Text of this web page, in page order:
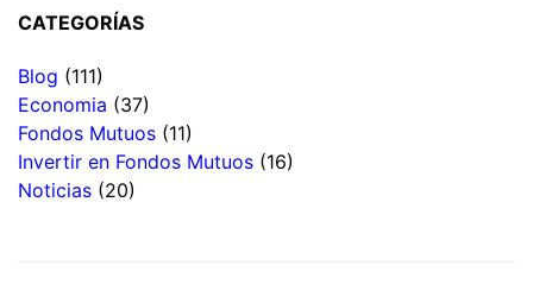
CATEGORÍAS
Blog (111)
Economia (37)
Fondos Mutuos (11)
Invertir en Fondos Mutuos (16)
Noticias (20)